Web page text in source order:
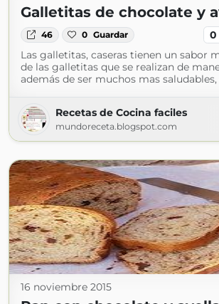
Galletitas de chocolate y
46 0 Guardar 0
Las galletitas, caseras tienen un sabor
de las galletitas que se realizan de
además de ser muchos mas saludables,
Recetas de Cocina faciles
mundoreceta.blogspot.com
16 noviembre 2015